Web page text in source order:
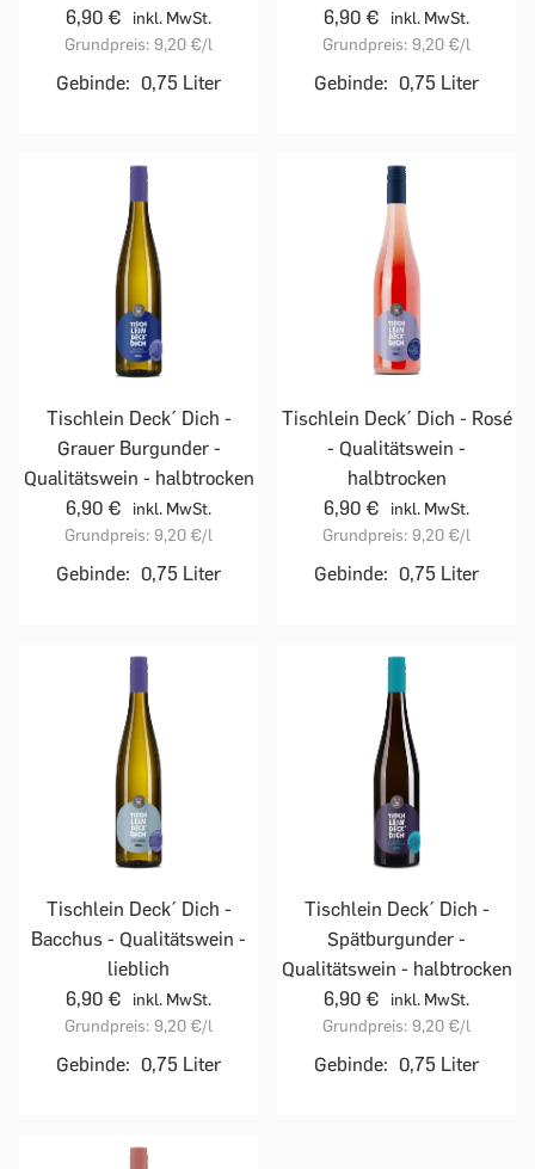
6,90 €
inkl. MwSt.
Grundpreis: 9,20 €/l
Gebinde: 0,75 Liter
6,90 €
inkl. MwSt.
Grundpreis: 9,20 €/l
Gebinde: 0,75 Liter
Tischlein Deck´ Dich -
Grauer Burgunder -
Qualitätswein - halbtrocken
6,90 €
inkl. MwSt.
Grundpreis: 9,20 €/l
Gebinde: 0,75 Liter
Tischlein Deck´ Dich - Rosé
- Qualitätswein -
halbtrocken
6,90 €
inkl. MwSt.
Grundpreis: 9,20 €/l
Gebinde: 0,75 Liter
Tischlein Deck´ Dich -
Bacchus - Qualitätswein -
lieblich
6,90 €
inkl. MwSt.
Grundpreis: 9,20 €/l
Gebinde: 0,75 Liter
Tischlein Deck´ Dich -
Spätburgunder -
Qualitätswein - halbtrocken
6,90 €
inkl. MwSt.
Grundpreis: 9,20 €/l
Gebinde: 0,75 Liter